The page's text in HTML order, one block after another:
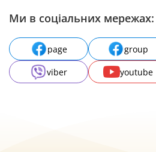
Ми в соціальних мережах:
page group
viber
youtube